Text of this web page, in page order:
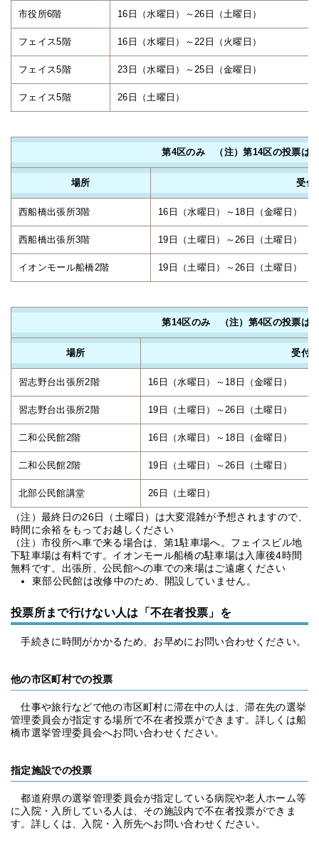
市役所6階 16日（水曜日）～26日（土曜日）
フェイス5階 16日（水曜日）～22日（火曜日）
フェイス5階 23日（水曜日）～25日（金曜日）
フェイス5階 26日（土曜日）
第4区のみ （注）第14区の投票は
場所 受付
西船橋出張所3階 16日（水曜日）～18日（金曜日）
西船橋出張所3階 19日（土曜日）～26日（土曜日）
イオンモール船橋2階 19日（土曜日）～26日（土曜日）
第14区のみ （注）第4区の投票は
場所 受付
習志野台出張所2階 16日（水曜日）～18日（金曜日）
習志野台出張所2階 19日（土曜日）～26日（土曜日）
二和公民館2階 16日（水曜日）～18日（金曜日）
二和公民館2階 19日（土曜日）～26日（土曜日）
北部公民館講堂 26日（土曜日）
（注）最終日の26日（土曜日）は大変混雑が予想されますので、
時間に余裕をもってお越しください
（注）市役所へ車で来る場合は、第1駐車場へ。フェイスビル地
下駐車場は有料です。イオンモール船橋の駐車場は入庫後4時間
無料です。出張所、公民館への車での来場はご遠慮ください
東部公民館は改修中のため、開設していません。
投票所まで行けない人は「不在者投票」を
手続きに時間がかかるため、お早めにお問い合わせください。
他の市区町村での投票
仕事や旅行などで他の市区町村に滞在中の人は、滞在先の選挙
管理委員会が指定する場所で不在者投票ができます。詳しくは船
橋市選挙管理委員会へお問い合わせください。
指定施設での投票
都道府県の選挙管理委員会が指定している病院や老人ホーム等
に入院・入所している人は、その施設内で不在者投票ができま
す。詳しくは、入院・入所先へお問い合わせください。